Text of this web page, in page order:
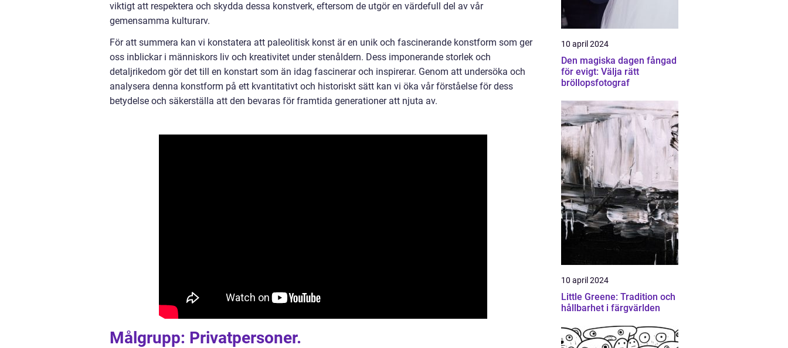
viktigt att respektera och skydda dessa konstverk, eftersom de utgör en värdefull del av vår
gemensamma kulturarv.
För att summera kan vi konstatera att paleolitisk konst är en unik och fascinerande konstform som ger
oss inblickar i människors liv och kreativitet under stenåldern. Dess imponerande storlek och
detaljrikedom gör det till en konstart som än idag fascinerar och inspirerar. Genom att undersöka och
analysera denna konstform på ett kvantitativt och historiskt sätt kan vi öka vår förståelse för dess
betydelse och säkerställa att den bevaras för framtida generationer att njuta av.
Målgrupp: Privatpersoner.
10 april 2024
Den magiska dagen fångad
för evigt: Välja rätt
bröllopsfotograf
10 april 2024
Little Greene: Tradition och
hållbarhet i färgvärlden